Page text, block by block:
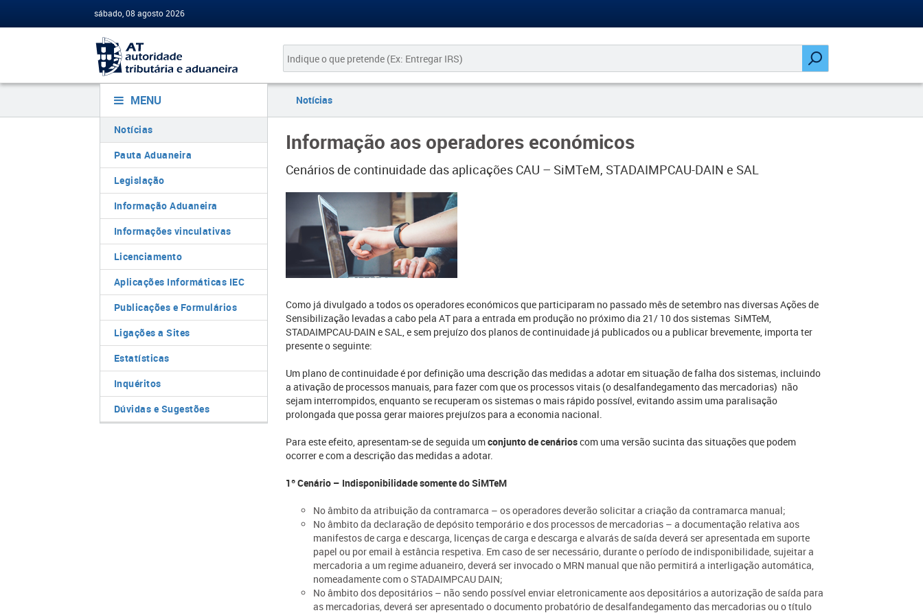
sábado, 08 agosto 2026
MENU
Notícias
Pauta Aduaneira
Legislação
Informação Aduaneira
Informações vinculativas
Licenciamento
Aplicações Informáticas IEC
Publicações e Formulários
Ligações a Sites
Estatísticas
Inquéritos
Dúvidas e Sugestões
Notícias
Informação aos operadores económicos
Cenários de continuidade das aplicações CAU – SiMTeM, STADAIMPCAU-DAIN e SAL
Como já divulgado a todos os operadores económicos que participaram no passado mês de setembro nas diversas Ações de
Sensibilização levadas a cabo pela AT para a entrada em produção no próximo dia 21/ 10 dos sistemas SiMTeM,
STADAIMPCAU-DAIN e SAL, e sem prejuízo dos planos de continuidade já publicados ou a publicar brevemente, importa ter
presente o seguinte:
Um plano de continuidade é por definição uma descrição das medidas a adotar em situação de falha dos sistemas, incluindo
a ativação de processos manuais, para fazer com que os processos vitais (o desalfandegamento das mercadorias) não
sejam interrompidos, enquanto se recuperam os sistemas o mais rápido possível, evitando assim uma paralisação
prolongada que possa gerar maiores prejuízos para a economia nacional.
Para este efeito, apresentam-se de seguida umconjunto de cenárioscom uma versão sucinta das situações que podem
ocorrer e com a descrição das medidas a adotar.
1º Cenário – Indisponibilidade somente do SiMTeM
No âmbito da atribuição da contramarca – os operadores deverão solicitar a criação da contramarca manual;
No âmbito da declaração de depósito temporário e dos processos de mercadorias – a documentação relativa aos
manifestos de carga e descarga, licenças de carga e descarga e alvarás de saída deverá ser apresentada em suporte
papel ou por email à estância respetiva. Em caso de ser necessário, durante o período de indisponibilidade, sujeitar a
mercadoria a um regime aduaneiro, deverá ser invocado o MRN manual que não permitirá a interligação automática,
nomeadamente com o STADAIMPCAU DAIN;
No âmbito dos depositários – não sendo possível enviar eletronicamente aos depositários a autorização de saída para
as mercadorias, deverá ser apresentado o documento probatório de desalfandegamento das mercadorias ou o título